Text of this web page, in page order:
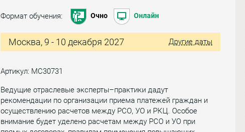
Формат обучения: Очно Онлайн
Москва, 9 - 10 декабря 2027 Другие даты
Артикул: МС30731
Ведущие отраслевые эксперты–практики дадут
рекомендации по организации приема платежей граждан и
осуществлению расчетов между РСО, УО и РКЦ. Особое
внимание будет уделено расчетам между РСО и УО при